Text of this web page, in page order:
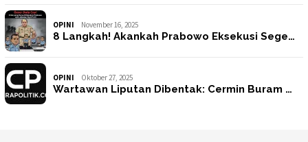
OPINI November 16, 2025
8 Langkah! Akankah Prabowo Eksekusi Sege…
OPINI Oktober 27, 2025
Wartawan Liputan Dibentak: Cermin Buram …